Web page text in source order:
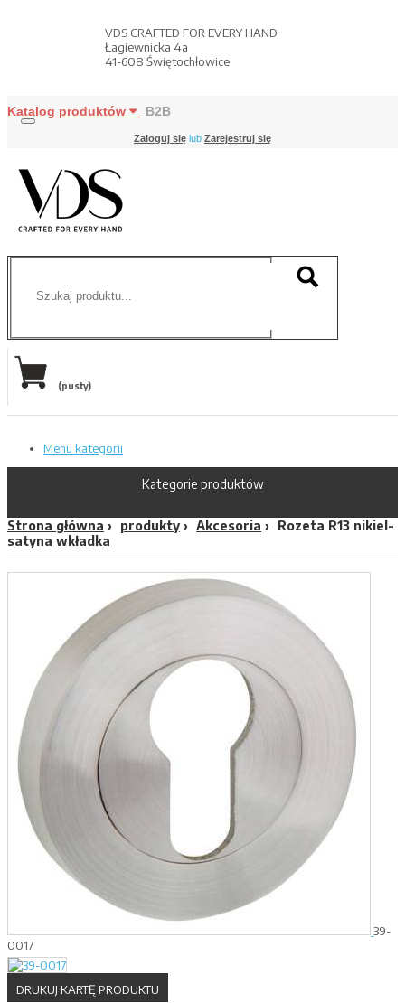
VDS CRAFTED FOR EVERY HAND
Łagiewnicka 4a
41-608 Świętochłowice
Katalog produktów B2B
Zaloguj się lub Zarejestruj się
(pusty)
Menu kategorii
Kategorie produktów
Strona główna produkty Akcesoria
Rozeta R13 nikiel-
satyna wkładka
39-
0017
DRUKUJ KARTĘ PRODUKTU